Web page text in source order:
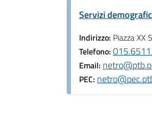
Servizi
Indirizzo: Piazza XX
Telefono:
Email:
PEC: